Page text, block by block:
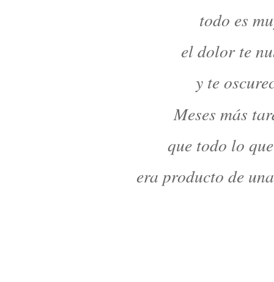
todo es
el dolor te
y te
Meses más
que todo lo
era producto de